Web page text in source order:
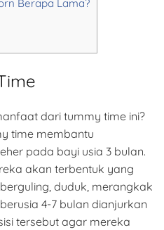
Berapa Lama?
dari tummy time ini?
time membantu
pada bayi usia 3 bulan.
akan terbentuk yang
duduk, merangkak
4-7 bulan dianjurkan
tersebut agar mereka